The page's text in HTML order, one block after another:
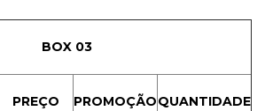
BOX 03
PREÇO
PROMOÇÃOQUANTIDADE